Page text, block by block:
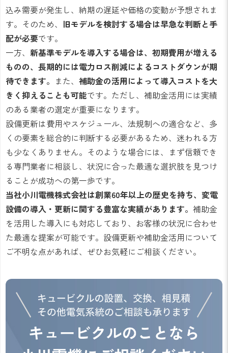
込み需要が発生し、納期の遅延や価格の変動が予想されま
す。そのため、 旧モデルを検討する場合は早急な判断と手
配が必要です。
一方、 新基準モデルを導入する場合は、初期費用が増える
ものの、長期的には電力ロス削減によるコストダウンが期
待できます。 また、 補助金の活用によって導入コストを大
きく抑えることも可能です。ただし、補助金活用には実績
のある業者の選定が重要になります。
設備更新は費用やスケジュール、法規制への適合など、多
くの要素を総合的に判断する必要があるため、迷われる方
も少なくありません。そのような場合には、まず信頼でき
る専門業者に相談し、状況に合った最適な選択肢を見つけ
ることが成功への第一歩です。
当社小川電機株式会社は創業60年以上の歴史を持ち、変電
設備の導入・更新に関する豊富な実績があります。 補助金
を活用した導入にも対応しており、お客様の状況に合わせ
た最適な提案が可能です。設備更新や補助金活用について
ご不明な点があれば、ぜひお気軽にご相談ください。